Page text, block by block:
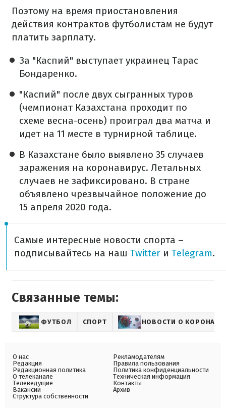
Поэтому на время приостановления
действия контрактов футболистам не будут
платить зарплату.
За "Каспий" выступает украинец Тарас
Бондаренко.
"Каспий" после двух сыгранных туров
(чемпионат Казахстана проходит по
схеме весна-осень) проиграл два матча и
идет на 11 месте в турнирной таблице.
В Казахстане было выявлено 35 случаев
заражения на коронавирус. Летальных
случаев не зафиксировано. В стране
объявлено чрезвычайное положение до
15 апреля 2020 года.
Самые интересные новости спорта –
подписывайтесь на наш Twitter и Telegram.
Связанные темы:
ФУТБОЛ СПОРТ НОВОСТИ О
О нас
Редакция
Редакционная политика
О телеканале
Телеведущие
Вакансии
Структура собственности
Рекламодателям
Правила пользования
Политика конфиденциальности
Техническая информация
Контакты
Архив